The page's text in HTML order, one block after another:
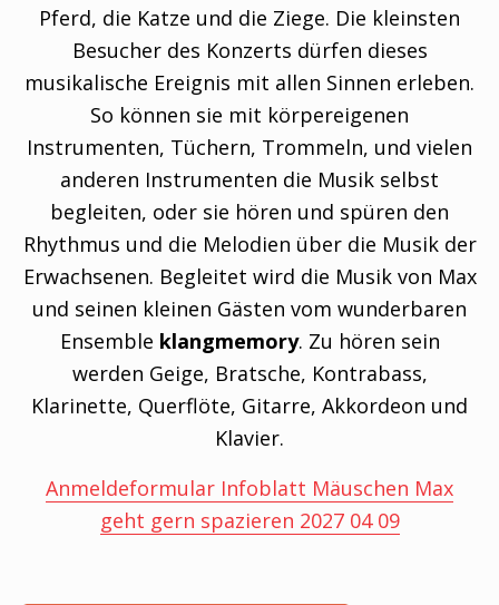
Pferd, die Katze und die Ziege. Die kleinsten
Besucher des Konzerts dürfen dieses
musikalische Ereignis mit allen Sinnen erleben.
So können sie mit körpereigenen
Instrumenten, Tüchern, Trommeln, und vielen
anderen Instrumenten die Musik selbst
begleiten, oder sie hören und spüren den
Rhythmus und die Melodien über die Musik der
Erwachsenen. Begleitet wird die Musik von Max
und seinen kleinen Gästen vom wunderbaren
Ensemble klangmemory. Zu hören sein
werden Geige, Bratsche, Kontrabass,
Klarinette, Querflöte, Gitarre, Akkordeon und
Klavier.
Anmeldeformular Infoblatt Mäuschen Max
geht gern spazieren 2027 04 09